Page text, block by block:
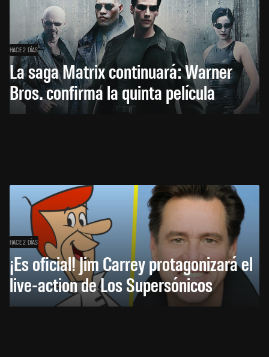
HACE 2 DÍAS
La saga Matrix continuará: Warner
Bros. confirma la quinta película
HACE 2 DÍAS
¡Es oficial! Jim Carrey protagonizará el
live-action de Los Supersónicos